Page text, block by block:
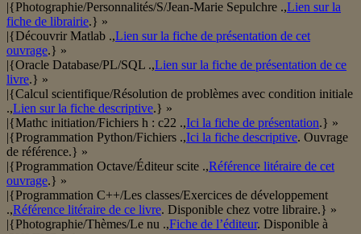
|{Photographie/Personnalités/S/Jean-Marie Sepulchre .,Lien sur la
fiche de librairie.} »
|{Découvrir Matlab .,Lien sur la fiche de présentation de cet
ouvrage.} »
|{Oracle Database/PL/SQL .,Lien sur la fiche de présentation de ce
livre.} »
|{Calcul scientifique/Résolution de problèmes avec condition initiale
.,Lien sur la fiche descriptive.} »
|{Mathc initiation/Fichiers h : c22 .,Ici la fiche de présentation.} »
|{Programmation Python/Fichiers .,Ici la fiche descriptive. Ouvrage
de référence.} »
|{Programmation Octave/Éditeur scite .,Référence litéraire de cet
ouvrage.} »
|{Programmation C++/Les classes/Exercices de développement
.,Référence litéraire de ce livre. Disponible chez votre libraire.} »
|{Photographie/Thèmes/Le nu .,Fiche de l’éditeur. Disponible à